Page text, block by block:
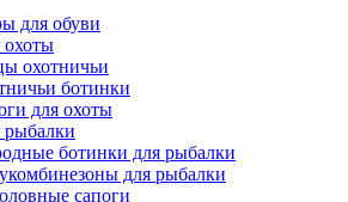
для обуви
охоты
охотничьи
ботинки
для охоты
рыбалки
ботинки для рыбалки
для рыбалки
сапоги